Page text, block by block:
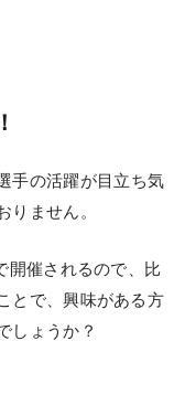
手の活躍が目立ち気
ません。
開催されるので、比
とで、興味がある方
しょうか？